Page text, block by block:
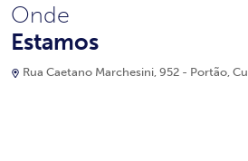
Onde
Estamos
Rua Caetano Marchesini, 952 - Portão,